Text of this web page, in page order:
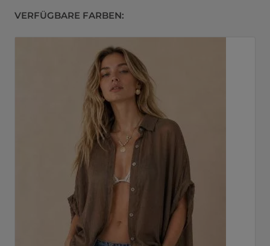
VERFÜGBARE FARBEN: